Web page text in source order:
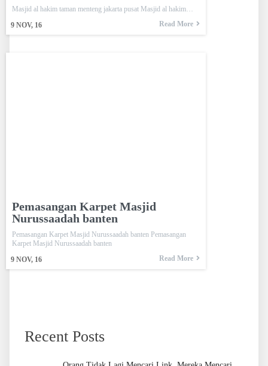
9 NOV, 16
Masjid al hakim taman menteng jakarta pusat Masjid al hakim…
Read More
Pemasangan Karpet Masjid
Nurussaadah banten
9 NOV, 16
Pemasangan Karpet Masjid Nurussaadah banten Pemasangan
Karpet Masjid Nurussaadah banten
Read More
Recent Posts